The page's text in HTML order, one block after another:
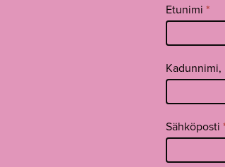
Tilaa
uutiskirje
footer FI
Etunimi *
Sähköposti